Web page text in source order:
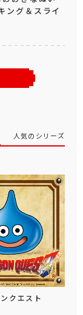
ング＆スライ
人気のシリーズ
クエスト